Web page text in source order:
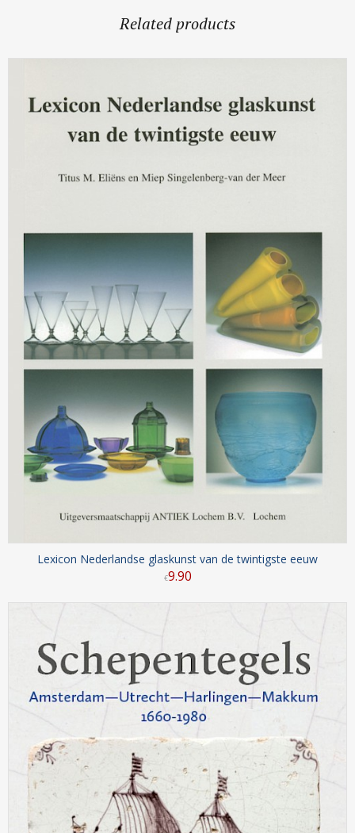
Related products
Lexicon Nederlandse glaskunst van de twintigste eeuw
€9.90